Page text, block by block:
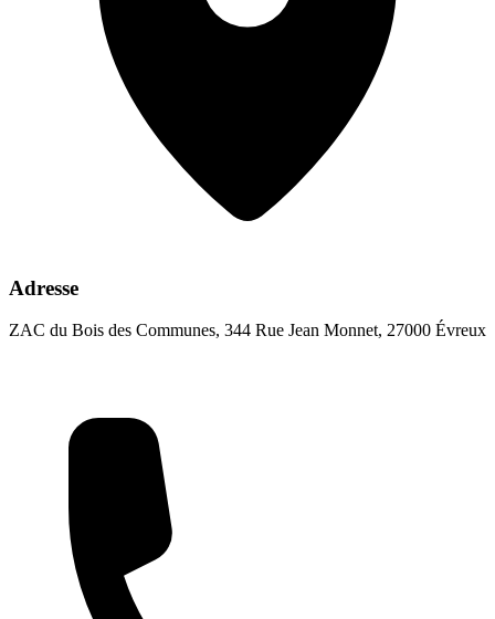
Adresse
ZAC du Bois des Communes, 344 Rue Jean Monnet, 27000 Évreux